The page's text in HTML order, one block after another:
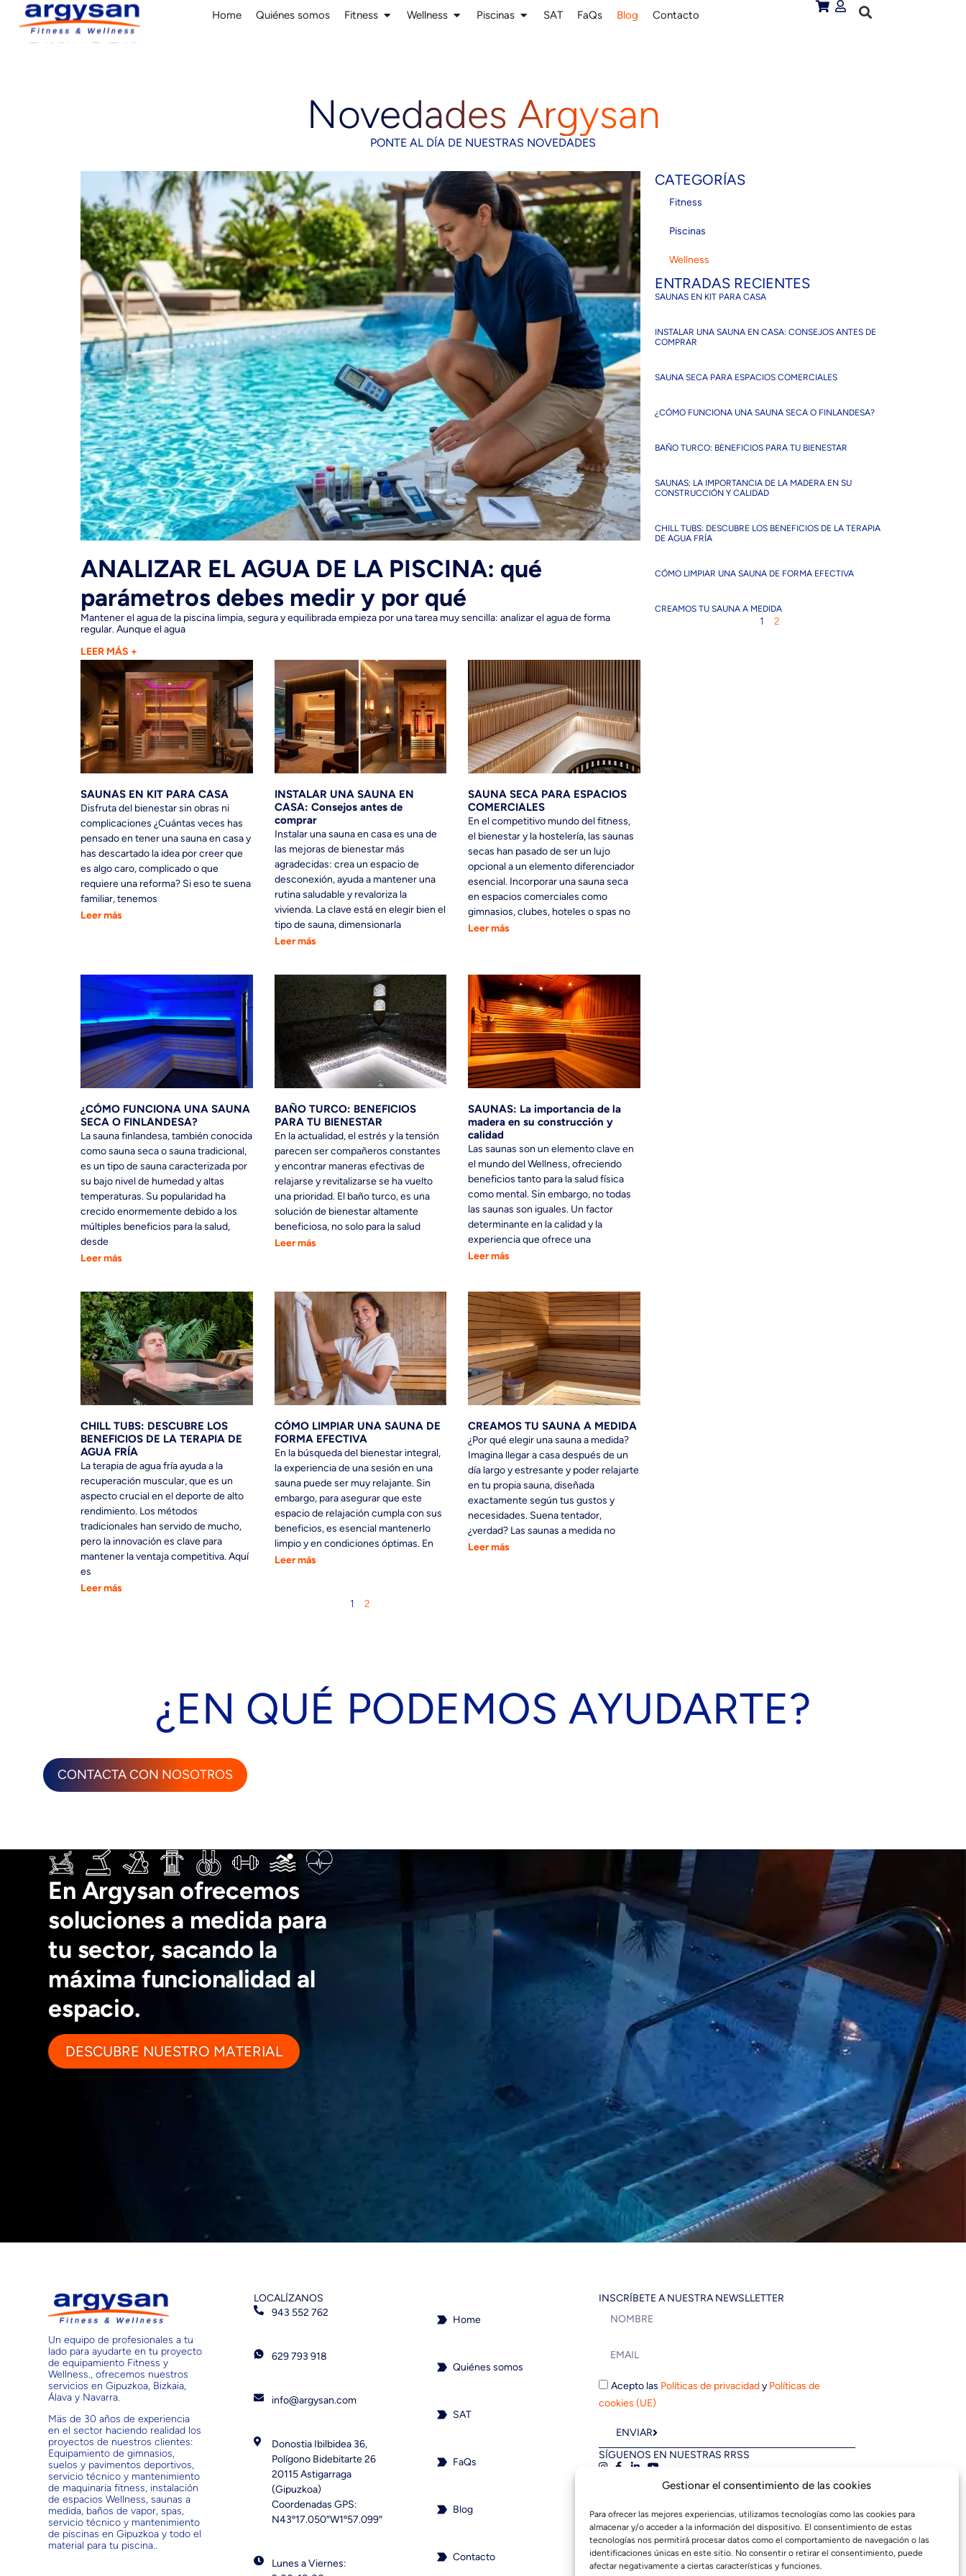
Gestionar el consentimiento de las cookies
Para ofrecer las mejores experiencias, utilizamos tecnologías como las cookies para
almacenar y/o acceder a la información del dispositivo. El consentimiento de estas
tecnologías nos permitirá procesar datos como el comportamiento de navegación o las
identificaciones únicas en este sitio. No consentir o retirar el consentimiento, puede
afectar negativamente a ciertas características y funciones.
Home Quiénes somos Fitness Wellness Piscinas SAT FaQs Blog Contacto
Novedades Argysan
PONTE AL DÍA DE NUESTRAS NOVEDADES
ANALIZAR EL AGUA DE LA PISCINA: qué
parámetros debes medir y por qué
Mantener el agua de la piscina limpia, segura y equilibrada empieza por una tarea muy sencilla: analizar el agua de forma
regular. Aunque el agua
LEER MÁS +
SAUNAS EN KIT PARA CASA
Disfruta del bienestar sin obras ni
complicaciones ¿Cuántas veces has
pensado en tener una sauna en casa y
has descartado la idea por creer que
es algo caro, complicado o que
requiere una reforma? Si eso te suena
familiar, tenemos
Leer más
INSTALAR UNA SAUNA EN
CASA: Consejos antes de
comprar
Instalar una sauna en casa es una de
las mejoras de bienestar más
agradecidas: crea un espacio de
desconexión, ayuda a mantener una
rutina saludable y revaloriza la
vivienda. La clave está en elegir bien el
tipo de sauna, dimensionarla
Leer más
SAUNA SECA PARA ESPACIOS
COMERCIALES
En el competitivo mundo del fitness,
el bienestar y la hostelería, las saunas
secas han pasado de ser un lujo
opcional a un elemento diferenciador
esencial. Incorporar una sauna seca
en espacios comerciales como
gimnasios, clubes, hoteles o spas no
Leer más
¿CÓMO FUNCIONA UNA SAUNA
SECA O FINLANDESA?
La sauna finlandesa, también conocida
como sauna seca o sauna tradicional,
es un tipo de sauna caracterizada por
su bajo nivel de humedad y altas
temperaturas. Su popularidad ha
crecido enormemente debido a los
múltiples beneficios para la salud,
desde
Leer más
BAÑO TURCO: BENEFICIOS
PARA TU BIENESTAR
En la actualidad, el estrés y la tensión
parecen ser compañeros constantes
y encontrar maneras efectivas de
relajarse y revitalizarse se ha vuelto
una prioridad. El baño turco, es una
solución de bienestar altamente
beneficiosa, no solo para la salud
Leer más
SAUNAS: La importancia de la
madera en su construcción y
calidad
Las saunas son un elemento clave en
el mundo del Wellness, ofreciendo
beneficios tanto para la salud física
como mental. Sin embargo, no todas
las saunas son iguales. Un factor
determinante en la calidad y la
experiencia que ofrece una
Leer más
CHILL TUBS: DESCUBRE LOS
BENEFICIOS DE LA TERAPIA DE
AGUA FRÍA
La terapia de agua fría ayuda a la
recuperación muscular, que es un
aspecto crucial en el deporte de alto
rendimiento. Los métodos
tradicionales han servido de mucho,
pero la innovación es clave para
mantener la ventaja competitiva. Aquí
es
Leer más
CÓMO LIMPIAR UNA SAUNA DE
FORMA EFECTIVA
En la búsqueda del bienestar integral,
la experiencia de una sesión en una
sauna puede ser muy relajante. Sin
embargo, para asegurar que este
espacio de relajación cumpla con sus
beneficios, es esencial mantenerlo
limpio y en condiciones óptimas. En
Leer más
CREAMOS TU SAUNA A MEDIDA
¿Por qué elegir una sauna a medida?
Imagina llegar a casa después de un
día largo y estresante y poder relajarte
en tu propia sauna, diseñada
exactamente según tus gustos y
necesidades. Suena tentador,
¿verdad? Las saunas a medida no
Leer más
1 2
CATEGORÍAS
Fitness
Piscinas
Wellness
ENTRADAS RECIENTES
SAUNAS EN KIT PARA CASA
INSTALAR UNA SAUNA EN CASA: CONSEJOS ANTES DE
COMPRAR
SAUNA SECA PARA ESPACIOS COMERCIALES
¿CÓMO FUNCIONA UNA SAUNA SECA O FINLANDESA?
BAÑO TURCO: BENEFICIOS PARA TU BIENESTAR
SAUNAS: LA IMPORTANCIA DE LA MADERA EN SU
CONSTRUCCIÓN Y CALIDAD
CHILL TUBS: DESCUBRE LOS BENEFICIOS DE LA TERAPIA
DE AGUA FRÍA
CÓMO LIMPIAR UNA SAUNA DE FORMA EFECTIVA
CREAMOS TU SAUNA A MEDIDA
1 2
¿EN QUÉ PODEMOS AYUDARTE?
CONTACTA CON NOSOTROS
En Argysan ofrecemos
soluciones a medida para
tu sector, sacando la
máxima funcionalidad al
espacio.
DESCUBRE NUESTRO MATERIAL
Un equipo de profesionales a tu
lado para ayudarte en tu proyecto
de equipamiento Fitness y
Wellness., ofrecemos nuestros
servicios en Gipuzkoa, Bizkaia,
Álava y Navarra.
Mäs de 30 años de experiencia
en el sector haciendo realidad los
proyectos de nuestros clientes:
Equipamiento de gimnasios,
suelos y pavimentos deportivos,
servicio técnico y mantenimiento
de maquinaria fitness, instalación
de espacios Wellness, saunas a
medida, baños de vapor, spas,
servicio técnico y mantenimiento
de piscinas en Gipuzkoa y todo el
material para tu piscina..
LOCALÍZANOS
943 552 762
629 793 918
info@argysan.com
Donostia Ibilbidea 36,
Polígono Bidebitarte 26
20115 Astigarraga
(Gipuzkoa)
Coordenadas GPS:
N43º17.050″W1º57.099″
Lunes a Viernes:
Home
Quiénes somos
SAT
FaQs
Blog
Contacto
INSCRÍBETE A NUESTRA NEWSLLETTER
Acepto las Políticas de privacidady Políticas de
cookies (UE)
ENVIAR
SÍGUENOS EN NUESTRAS RRSS